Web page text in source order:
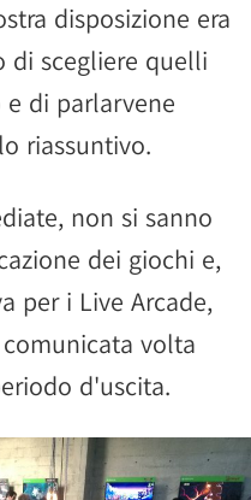
disposizione era
di scegliere quelli
di parlarvene
riassuntivo.
non si sanno
dei giochi e,
per i Live Arcade,
volta
d'uscita.